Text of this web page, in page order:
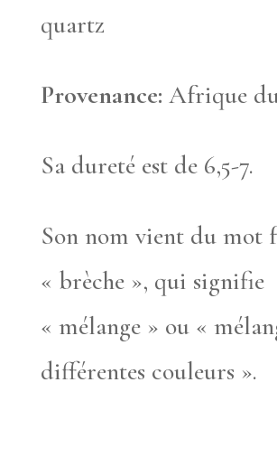
quartz
Provenance: Afrique
Sa dureté est de 6,5-7.
Son nom vient du mot
« brèche », qui signifie
« mélange » ou «
différentes couleurs ».